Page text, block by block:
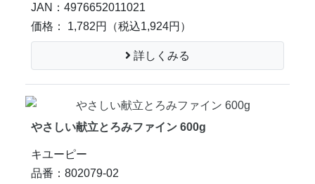
JAN：4976652011021
価格： 1,782円
（税込1,924円）
詳しくみる
やさしい献立とろみファイン 600g
キユーピー
品番：802079-02